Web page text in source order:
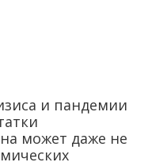
и пандемии
может даже не